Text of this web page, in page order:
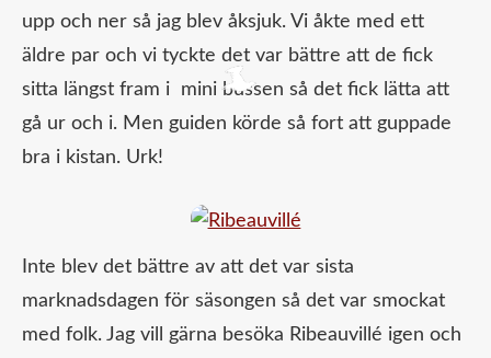
upp och ner så jag blev åksjuk. Vi åkte med ett
äldre par och vi tyckte det var bättre att de fick
sitta längst fram i mini bussen så det fick lätta att
gå ur och i. Men guiden körde så fort att guppade
bra i kistan. Urk!
Inte blev det bättre av att det var sista
marknadsdagen för säsongen så det var smockat
med folk. Jag vill gärna besöka Ribeauvillé igen och